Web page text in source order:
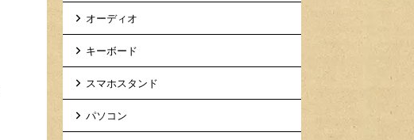
オーディオ
キーボード
スマホスタンド
パソコン